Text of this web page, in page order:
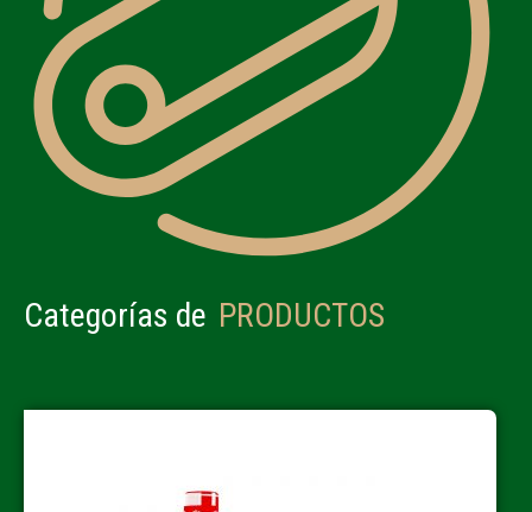
Categorías de PRODUCTOS